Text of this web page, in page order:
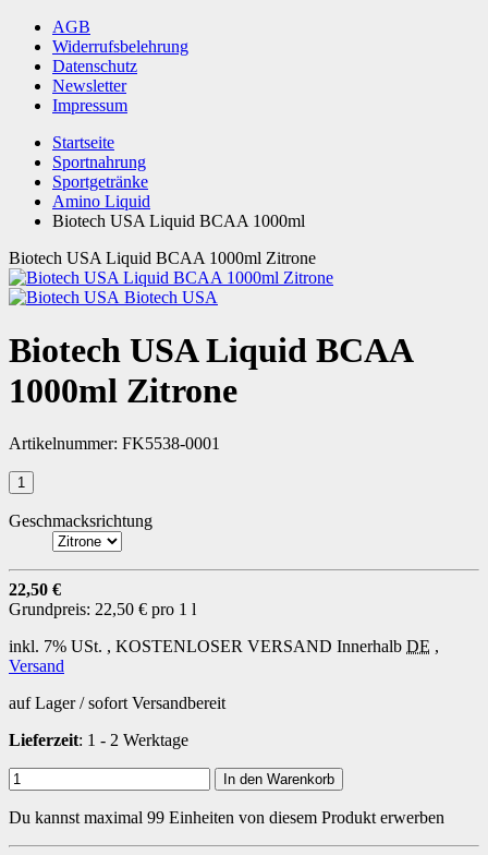
AGB
Widerrufsbelehrung
Datenschutz
Newsletter
Impressum
Startseite
Sportnahrung
Sportgetränke
Amino Liquid
Biotech USA Liquid BCAA 1000ml
Biotech USA Liquid BCAA 1000ml Zitrone
Biotech USA
Biotech USA Liquid BCAA
1000ml Zitrone
Artikelnummer: FK5538-0001
Geschmacksrichtung
22,50 €
Grundpreis: 22,50 € pro 1 l
inkl. 7% USt. , KOSTENLOSER VERSAND Innerhalb DE ,
Versand
auf Lager / sofort Versandbereit
Lieferzeit: 1 - 2 Werktage
In den Warenkorb
Du kannst maximal 99 Einheiten von diesem Produkt erwerben